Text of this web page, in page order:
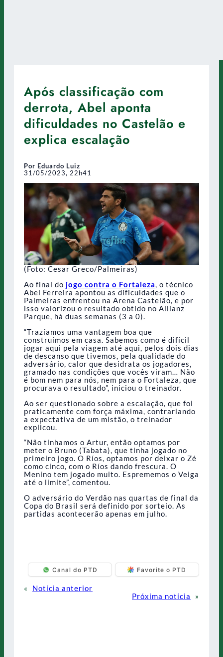
Após classificação com
derrota, Abel aponta
dificuldades no Castelão e
explica escalação
Por Eduardo Luiz
31/05/2023, 22h41
(Foto: Cesar Greco/Palmeiras)
Ao final do jogo contra o Fortaleza, o técnico
Abel Ferreira apontou as dificuldades que o
Palmeiras enfrentou na Arena Castelão, e por
isso valorizou o resultado obtido no Allianz
Parque, há duas semanas (3 a 0).
“Trazíamos uma vantagem boa que
construímos em casa. Sabemos como é difícil
jogar aqui pela viagem até aqui, pelos dois dias
de descanso que tivemos, pela qualidade do
adversário, calor que desidrata os jogadores,
gramado nas condições que vocês viram… Não
é bom nem para nós, nem para o Fortaleza, que
procurava o resultado”, iniciou o treinador.
Ao ser questionado sobre a escalação, que foi
praticamente com força máxima, contrariando
a expectativa de um mistão, o treinador
explicou.
“Não tínhamos o Artur, então optamos por
meter o Bruno (Tabata), que tinha jogado no
primeiro jogo. O Ríos, optamos por deixar o Zé
como cinco, com o Ríos dando frescura. O
Menino tem jogado muito. Esprememos o Veiga
até o limite”, comentou.
O adversário do Verdão nas quartas de final da
Copa do Brasil será definido por sorteio. As
partidas acontecerão apenas em julho.
Canal do PTD Favorite o PTD
«
Notícia anterior
Próxima notícia
»